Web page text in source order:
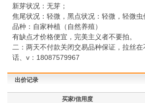
新芽状况：无芽；
焦尾状况：轻微，黑点状况：轻微，轻微虫
品种：自家种植（自然养殖）
有缺点才价格便宜，完美主义者不要拍。
二：两天不付款关闭交易品种保证，拉丝
话、v：18087579967
出价记录
买家/信用度